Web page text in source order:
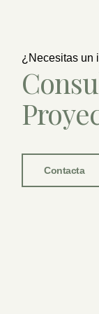
¿Necesitas un
Contacta